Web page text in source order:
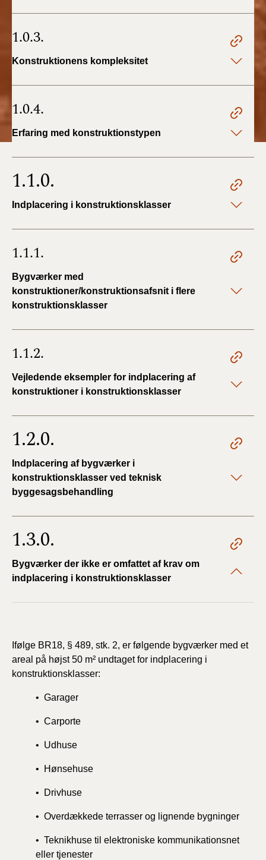
2018)
2010)
1.0.3.
Konstruktionens kompleksitet
1.0.4.
Erfaring med konstruktionstypen
1.1.0.
Indplacering i konstruktionsklasser
1.1.1.
Bygværker med
konstruktioner/konstruktionsafsnit i flere
konstruktionsklasser
1.1.2.
Vejledende eksempler for indplacering af
konstruktioner i konstruktionsklasser
1.2.0.
Indplacering af bygværker i
konstruktionsklasser ved teknisk
byggesagsbehandling
1.3.0.
Bygværker der ikke er omfattet af krav om
indplacering i konstruktionsklasser
Ifølge BR18, § 489, stk. 2, er følgende bygværker med et
areal på højst 50 m² undtaget for indplacering i
konstruktionsklasser:
• Garager
• Carporte
• Udhuse
• Hønsehuse
• Drivhuse
• Overdækkede terrasser og lignende bygninger
• Teknikhuse til elektroniske kommunikationsnet
eller tjenester